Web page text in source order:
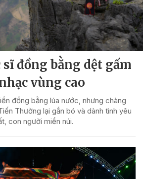
đồng bằng dệt gấm
vùng cao
đồng bằng lúa nước, nhưng chàng
Thường lại gắn bó và dành tình yêu
con người miền núi.